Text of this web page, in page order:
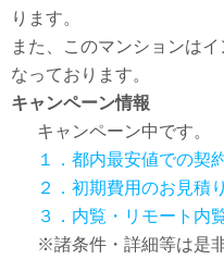
ります。
また、このマンションは
なっております。
キャンペーン情報
キャンペーン中です。
１．都内最安値での契
２．初期費用のお見積
３．内覧・リモート内
※諸条件・詳細等は是